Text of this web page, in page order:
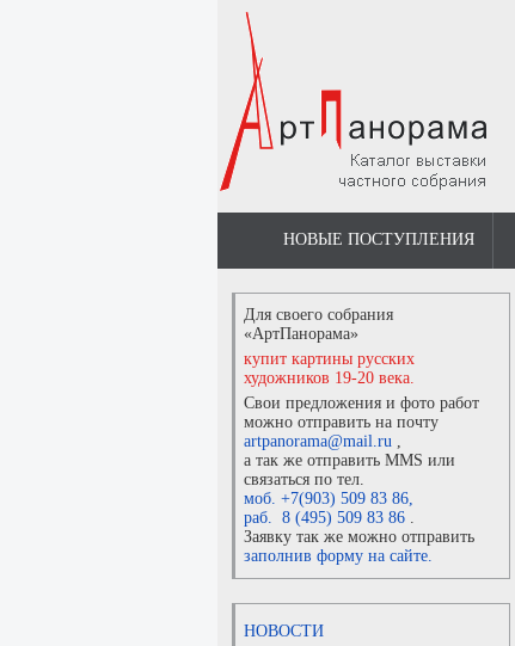
НОВЫЕ ПОСТУПЛЕНИЯ
Для своего собрания
«АртПанорама»
купит картины русских
художников 19-20 века.
Свои предложения и фото работ
можно отправить на почту
artpanorama@mail.ru ,
а так же отправить MMS или
связаться по тел.
моб. +7(903) 509 83 86,
раб. 8 (495) 509 83 86 .
Заявку так же можно отправить
заполнив форму на сайте.
НОВОСТИ